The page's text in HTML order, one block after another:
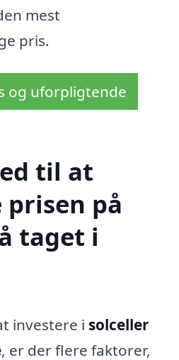
mest
pris.
og uforpligtende
til at
prisen på
taget i
investere i solceller
, er der flere faktorer,